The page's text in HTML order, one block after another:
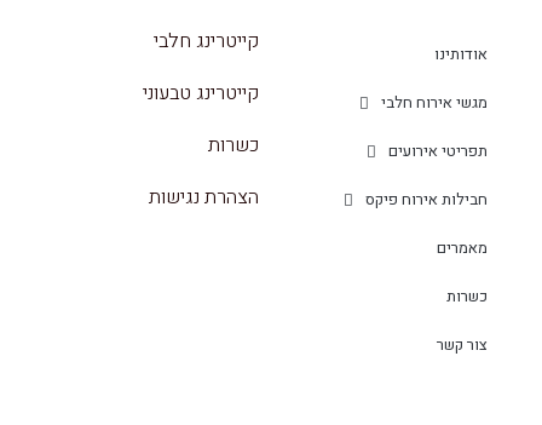
אודותינו
מגשי אירוח חלבי
תפריטי אירועים
חבילות אירוח פיקס
מאמרים
כשרות
צור קשר
קייטרינג חלבי
קייטרינג טבעוני
כשרות
הצהרת נגישות